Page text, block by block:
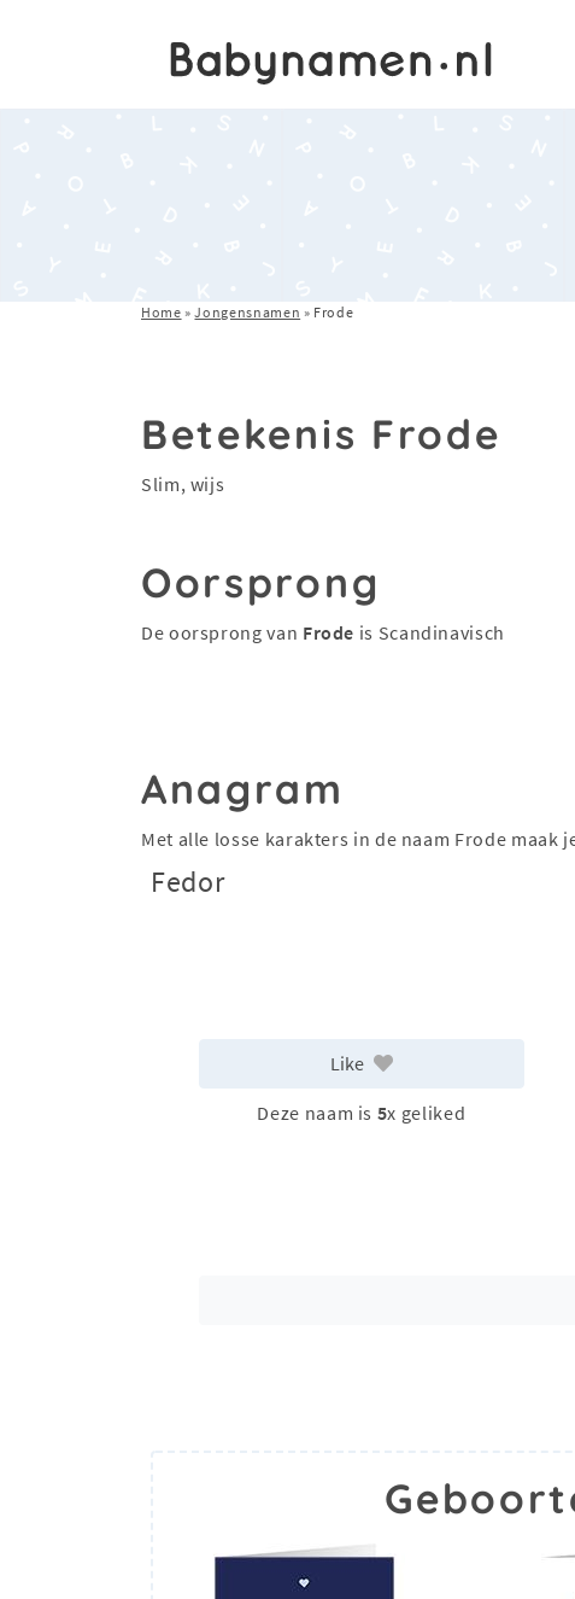
Home »Jongensnamen » Frode
Betekenis Frode
Slim, wijs
Oorsprong
De oorsprong van Frode is Scandinavisch
Anagram
Met alle losse karakters in de naam Frode maak
Fedor
Like
Deze naam is 5x geliked